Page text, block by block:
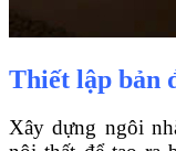
Thiết lập bản
Xây dựng ngôi